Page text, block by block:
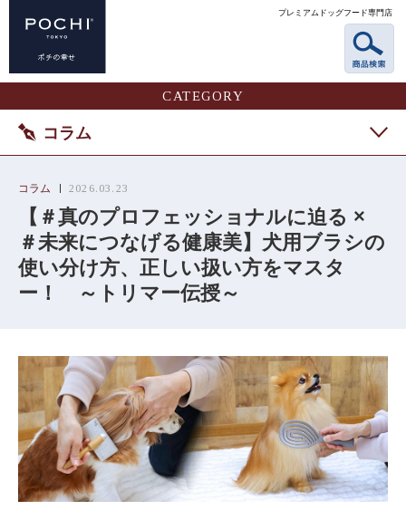
プレミアムドッグフード専門店
CATEGORY
コラム
コラム 2026.03.23
【＃真のプロフェッショナルに迫る ×
＃未来につなげる健康美】犬用ブラシの
使い分け方、正しい扱い方をマスタ
ー！ ～トリマー伝授～